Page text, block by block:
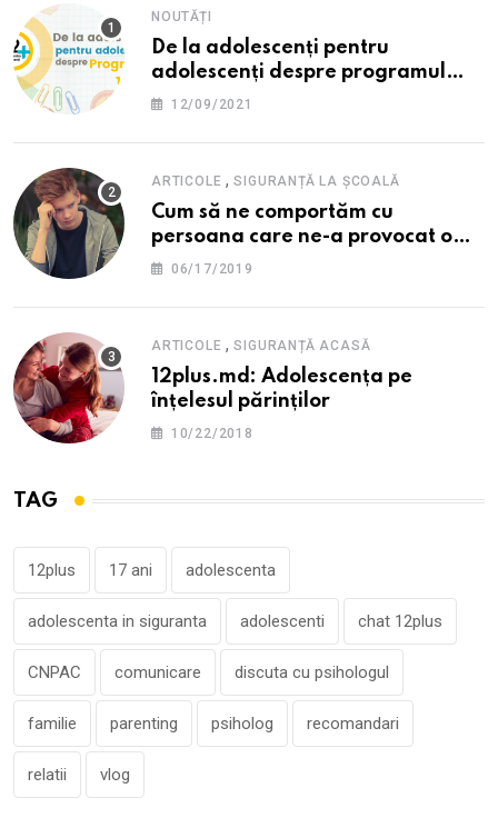
NOUTĂȚI
De la adolescenți pentru
adolescenți despre programul
12PLUS
12/09/2021
ARTICOLE ,SIGURANȚĂ LA ȘCOALĂ
Cum să ne comportăm cu
persoana care ne-a provocat o
supărare?
06/17/2019
ARTICOLE ,SIGURANȚĂ ACASĂ
12plus.md: Adolescența pe
înțelesul părinților
10/22/2018
TAG
12plus 17 ani adolescenta
adolescenta in siguranta adolescenti chat 12plus
CNPAC comunicare discuta cu psihologul
familie parenting psiholog recomandari
relatii vlog